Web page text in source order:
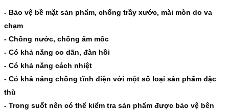
- Bảo vệ bề mặt sản phẩm, chống trầy xước, mài mòn do va
chạm
- Chống nước, chống ẩm mốc
- Có khả năng co dãn, đàn hồi
- Có khả năng cách nhiệt
- Có khả năng chống tĩnh điện với một số loại sản phẩm đặc
thù
- Trong suốt nên có thể kiểm tra sản phẩm được bảo vệ bên